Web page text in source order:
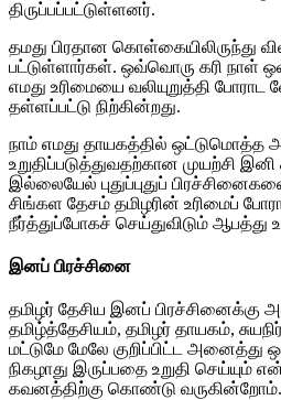
திருப்பப்பட்டுள்ளனர்.
தமது பிரதான கொள்கையிலிருந்து
பட்டுள்ளார்கள். ஒவ்வொரு கரி நாள்
எமது உரிமையை வலியுறுத்தி
தள்ளப்பட்டு நிற்கின்றது.
நாம் எமது தாயகத்தில் ஒட்டுமொத்த
உறுதிப்படுத்துவதற்கான முயற்சி
இல்லையேல் புதுப்புதுப்
சிங்கள தேசம் தமிழரின் உரிமைப்
நீர்த்துப்போகச் செய்துவிடும் ஆபத்து
இனப் பிரச்சினை
தமிழர் தேசிய இனப் பிரச்சினைக்கு
தமிழ்த்தேசியம், தமிழர் தாயகம்,
மட்டுமே மேலே குறிப்பிட்ட அனைத்து
நிகழாது இருப்பதை உறுதி செய்யும்
கவனத்திற்கு கொண்டு வருகின்றோம்.